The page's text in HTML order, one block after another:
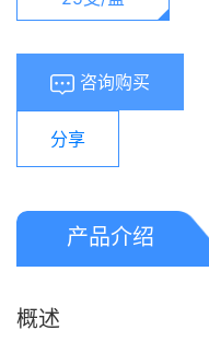
咨询购买
分享
产品介绍
概述